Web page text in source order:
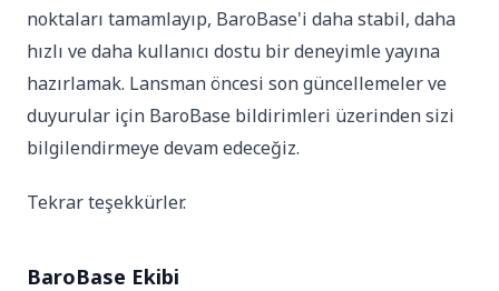
noktaları tamamlayıp, BaroBase'i daha stabil, daha
hızlı ve daha kullanıcı dostu bir deneyimle yayına
hazırlamak. Lansman öncesi son güncellemeler ve
duyurular için BaroBase bildirimleri üzerinden sizi
bilgilendirmeye devam edeceğiz.
Tekrar teşekkürler.
BaroBase Ekibi